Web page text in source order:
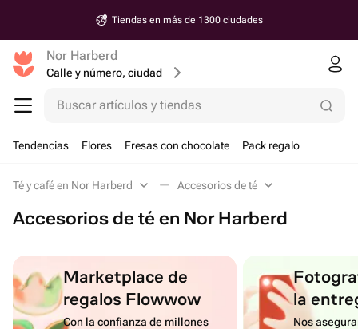
Tiendas en más de 1300 ciudades
Nor Harberd
Calle y número, ciudad
Buscar artículos y tiendas
Tendencias Flores Fresas con chocolate Pack regalo
Té y café en Nor Harberd Accesorios de té
Accesorios de té en Nor Harberd
Marketplace de
regalos Flowwow
Con la confianza de millones
la
Nos